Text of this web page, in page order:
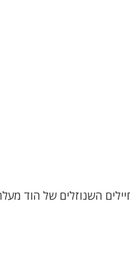
השנוזלים של הוד